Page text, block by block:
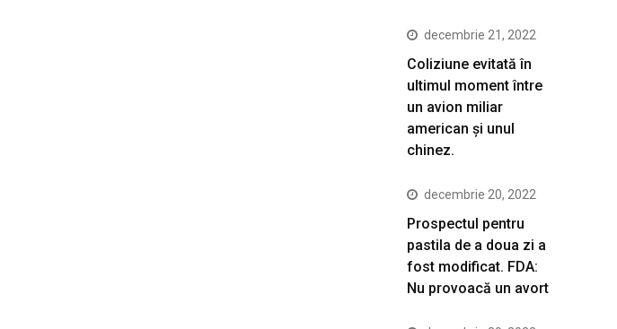
decembrie 21, 2022
Coliziune evitată în
ultimul moment între
un avion miliar
american şi unul
chinez.
decembrie 20, 2022
Prospectul pentru
pastila de a doua zi a
fost modificat. FDA:
Nu provoacă un avort